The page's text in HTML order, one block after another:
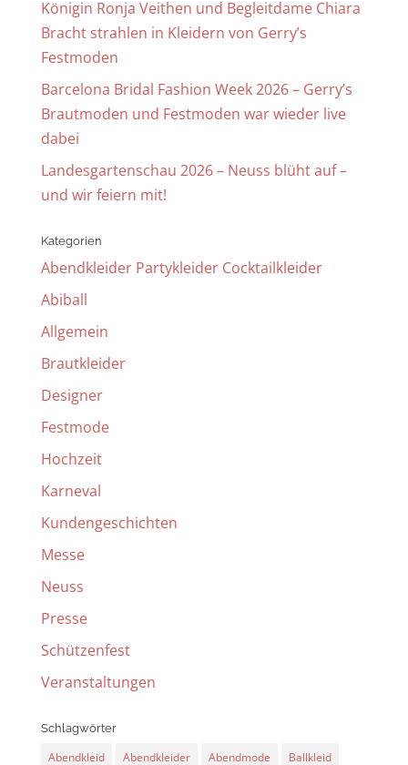
Königin Ronja Veithen und Begleitdame Chiara
Bracht strahlen in Kleidern von Gerry’s
Festmoden
Barcelona Bridal Fashion Week 2026 – Gerry’s
Brautmoden und Festmoden war wieder live
dabei
Landesgartenschau 2026 – Neuss blüht auf –
und wir feiern mit!
Kategorien
Abendkleider Partykleider Cocktailkleider
Abiball
Allgemein
Brautkleider
Designer
Festmode
Hochzeit
Karneval
Kundengeschichten
Messe
Neuss
Presse
Schützenfest
Veranstaltungen
Schlagwörter
Abendkleid Abendkleider Abendmode Ballkleid